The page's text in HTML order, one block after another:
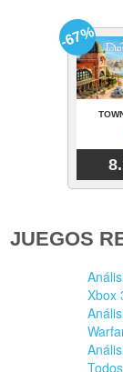
-67%
JUEGOS
Xbox